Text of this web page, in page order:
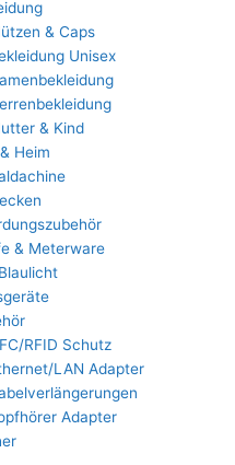
& Caps
Unisex
& Kind
Heim
& Meterware
RFID Schutz
LAN Adapter
Adapter